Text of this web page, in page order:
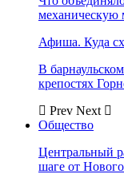
механическую
Афиша. Куда
В
крепостях
Prev Next
Общество
Центральный
шаге от